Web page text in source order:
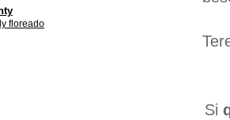
Si
floreado